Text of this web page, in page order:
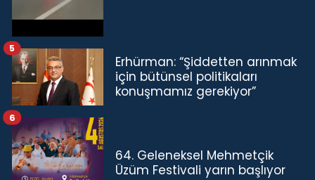
Erhürman: “Şiddetten arınmak
için bütünsel politikaları
konuşmamız gerekiyor”
5
64. Geleneksel Mehmetçik
Üzüm Festivali yarın başlıyor
6